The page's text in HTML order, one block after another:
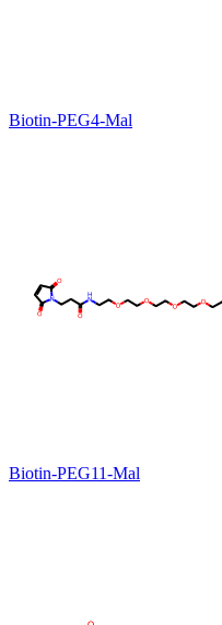
Biotin-PEG4-Mal
Biotin-PEG11-Mal